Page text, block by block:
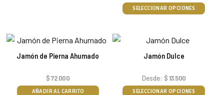
SELECCIONAR OPCIONES
Jamón de Pierna Ahumado
$72.000
AÑADIR AL CARRITO
Jamón Dulce
Desde: $13.500
SELECCIONAR OPCIONES